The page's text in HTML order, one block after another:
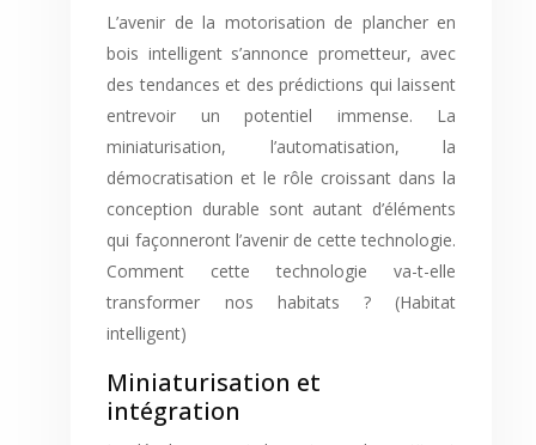
L’avenir de la motorisation de plancher en
bois intelligent s’annonce prometteur, avec
des tendances et des prédictions qui laissent
entrevoir un potentiel immense. La
miniaturisation, l’automatisation, la
démocratisation et le rôle croissant dans la
conception durable sont autant d’éléments
qui façonneront l’avenir de cette technologie.
Comment cette technologie va-t-elle
transformer nos habitats ? (Habitat
intelligent)
Miniaturisation et
intégration